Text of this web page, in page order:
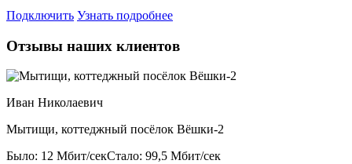
Подключить Узнать подробнее
Отзывы наших клиентов
Иван Николаевич
Мытищи, коттеджный посёлок Вёшки-2
Было: 12 Мбит/секСтало: 99,5 Мбит/сек